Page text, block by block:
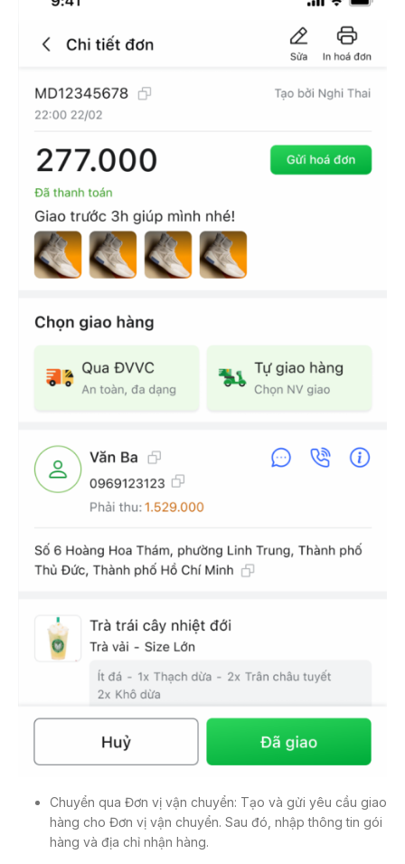
Chuyển qua Đơn vị vận chuyển: Tạo và gửi yêu cầu giao
hàng cho Đơn vị vận chuyển. Sau đó, nhập thông tin gói
hàng và địa chỉ nhận hàng.